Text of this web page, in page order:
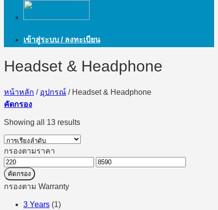
เข้าสู่ระบบ / ลงทะเบียน
Headset & Headphone
หน้าหลัก / อุปกรณ์ /Headset & Headphone
คัดกรอง
Showing all 13 results
กรองตามราคา
ราคา
ต่ำ
สุด
ราคา
คัดกรอง
กรองตาม Warranty
3 Years (1)